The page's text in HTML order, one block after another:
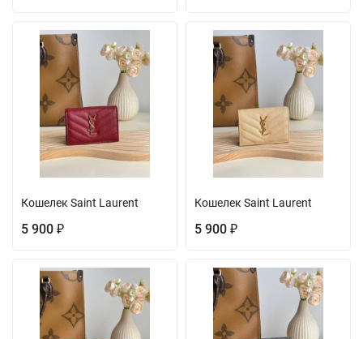
Кошелек Saint Laurent
5 900 ₽
Кошелек Saint Laurent
5 900 ₽